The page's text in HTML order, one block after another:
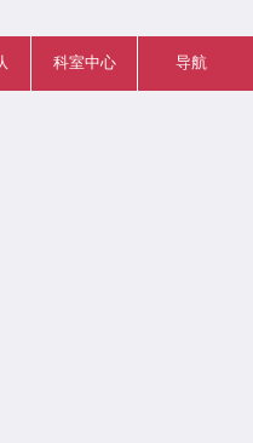
科室中心 导航